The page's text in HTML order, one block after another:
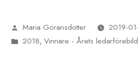
Publicerat
av
Maria Göransdotter 2019-
Publicerat
2018, Vinnare - Årets ledarförebild